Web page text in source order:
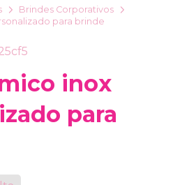
Brindes Corporativos
para brinde
inox
para